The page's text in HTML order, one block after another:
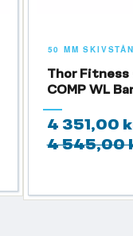
50 MM
Thor Fitness
COMP WL Bar
4 351,00
4 545,00